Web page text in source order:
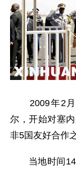
2009年2月
尔，开始对塞
非5国友好合作
当地时间14